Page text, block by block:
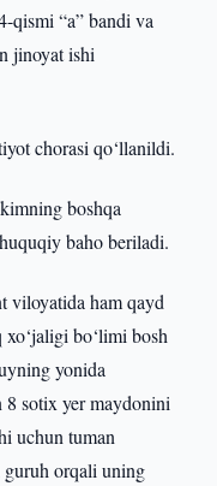
qismi “a” bandi va
jinoyat ishi
chorasi qo‘llanildi.
boshqa
baho beriladi.
viloyatida ham qayd
bo‘limi bosh
yonida
8 sotix yer maydonini
uchun tuman
orqali uning